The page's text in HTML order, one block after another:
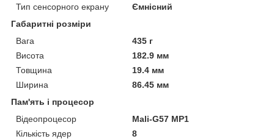
Тип сенсорного екрану
Ємнісний
Габаритні розміри
Вага
435 г
Висота
182.9 мм
Товщина
19.4 мм
Ширина
86.45 мм
Пам'ять і процесор
Відеопроцесор
Mali-G57 MP1
Кількість ядер
8